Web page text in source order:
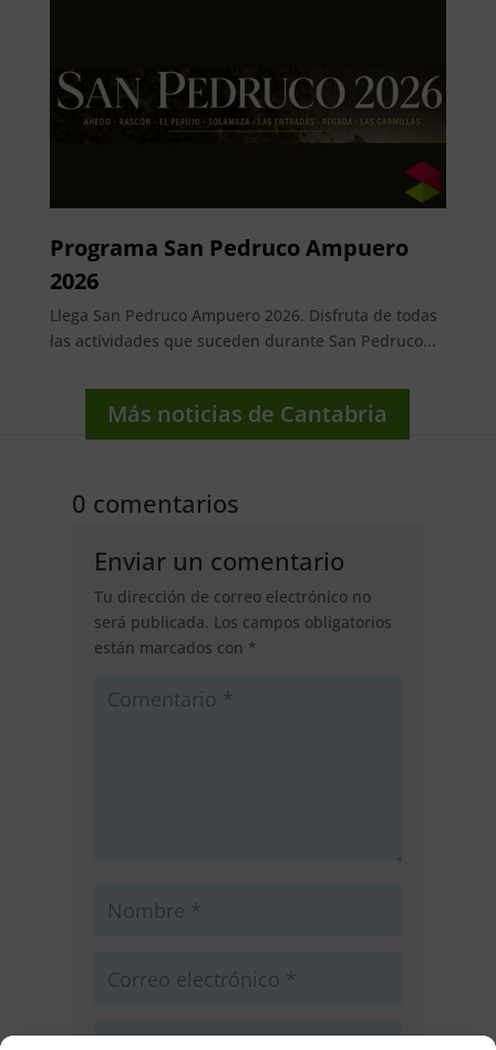
Programa San Pedruco Ampuero
2026
Llega San Pedruco Ampuero 2026. Disfruta de todas
las actividades que suceden durante San Pedruco...
Más noticias de Cantabria
0 comentarios
Enviar un comentario
Tu dirección de correo electrónico no
será publicada. Los campos obligatorios
están marcados con *